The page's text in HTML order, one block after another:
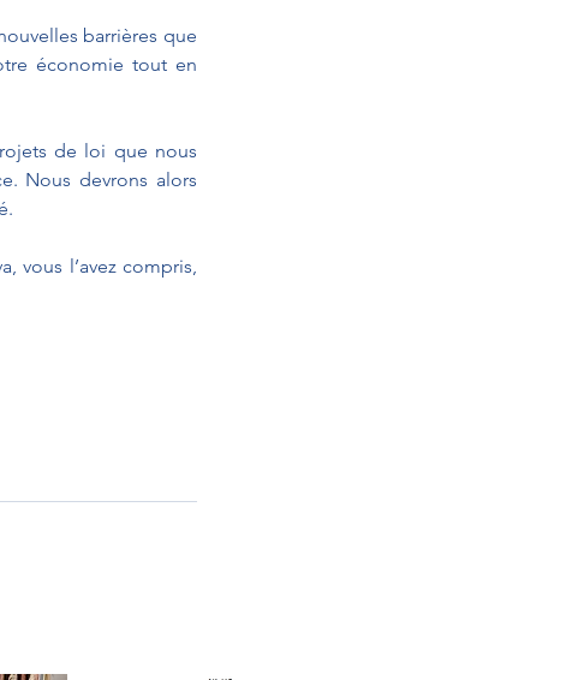
barrières que
économie tout en
de loi que nous
Nous devrons alors
vous l’avez compris,